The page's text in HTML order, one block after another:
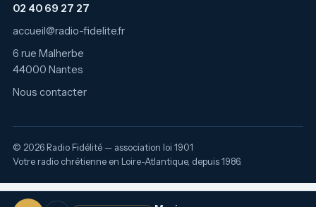
02 40 69 27 27
accueil@radio-fidelite.fr
6 rue Malherbe
44000 Nantes
Nous contacter
© 2026 Radio Fidélité — association loi 1901
Votre radio chrétienne en Loire-Atlantique, depuis 1986.